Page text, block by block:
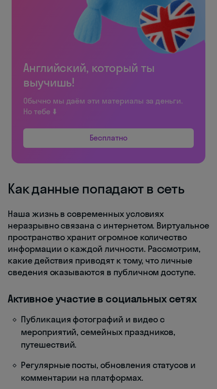
Английский, который ты
выучишь!
Обычно мы даём эти материалы за деньги.
Но тебе ⬇️
Бесплатно
Как данные попадают в сеть
Наша жизнь в современных условиях
неразрывно связана с интернетом. Виртуальное
пространство хранит огромное количество
информации о каждой личности. Рассмотрим,
какие действия приводят к тому, что личные
сведения оказываются в публичном доступе.
Активное участие в социальных сетях
Публикация фотографий и видео с
мероприятий, семейных праздников,
путешествий.
Регулярные посты, обновления статусов и
комментарии на платформах.